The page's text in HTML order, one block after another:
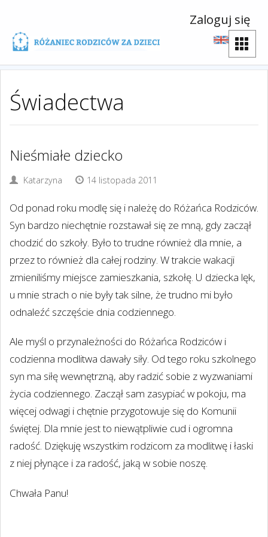
Zaloguj się
Świadectwa
Nieśmiałe dziecko
Katarzyna 14 listopada 2011
Od ponad roku modlę się i należę do Różańca Rodziców.
Syn bardzo niechętnie rozstawał się ze mną, gdy zaczął
chodzić do szkoły. Było to trudne również dla mnie, a
przez to również dla całej rodziny. W trakcie wakacji
zmieniliśmy miejsce zamieszkania, szkołę. U dziecka lęk,
u mnie strach o nie były tak silne, że trudno mi było
odnaleźć szczęście dnia codziennego.
Ale myśl o przynależności do Różańca Rodziców i
codzienna modlitwa dawały siły. Od tego roku szkolnego
syn ma siłę wewnętrzną, aby radzić sobie z wyzwaniami
życia codziennego. Zaczął sam zasypiać w pokoju, ma
więcej odwagi i chętnie przygotowuje się do Komunii
świętej. Dla mnie jest to niewątpliwie cud i ogromna
radość. Dziękuję wszystkim rodzicom za modlitwę i łaski
z niej płynące i za radość, jaką w sobie noszę.
Chwała Panu!